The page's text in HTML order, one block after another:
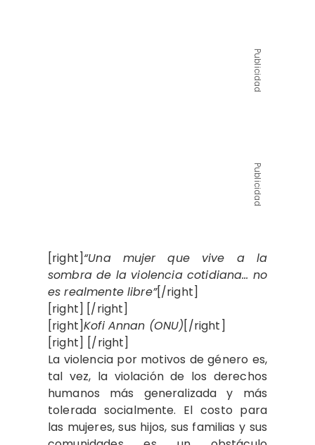
Publicidad
Publicidad
[right]“Una mujer que vive a la
sombra de la violencia cotidiana… no
es realmente libre”[/right]
[right] [/right]
[right]Kofi Annan (ONU)[/right]
[right] [/right]
La violencia por motivos de género es,
tal vez, la violación de los derechos
humanos más generalizada y más
tolerada socialmente. El costo para
las mujeres, sus hijos, sus familias y sus